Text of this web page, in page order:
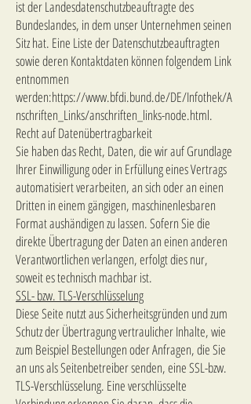
ist der Landesdatenschutzbeauftragte des
Bundeslandes, in dem unser Unternehmen seinen
Sitz hat. Eine Liste der Datenschutzbeauftragten
sowie deren Kontaktdaten können folgendem Link
entnommen
werden:https://www.bfdi.bund.de/DE/Infothek/A
nschriften_Links/anschriften_links-node.html.
Recht auf Datenübertragbarkeit
Sie haben das Recht, Daten, die wir auf Grundlage
Ihrer Einwilligung oder in Erfüllung eines Vertrags
automatisiert verarbeiten, an sich oder an einen
Dritten in einem gängigen, maschinenlesbaren
Format aushändigen zu lassen. Sofern Sie die
direkte Übertragung der Daten an einen anderen
Verantwortlichen verlangen, erfolgt dies nur,
soweit es technisch machbar ist.
SSL- bzw. TLS-Verschlüsselung
Diese Seite nutzt aus Sicherheitsgründen und zum
Schutz der Übertragung vertraulicher Inhalte, wie
zum Beispiel Bestellungen oder Anfragen, die Sie
an uns als Seitenbetreiber senden, eine SSL-bzw.
TLS-Verschlüsselung. Eine verschlüsselte